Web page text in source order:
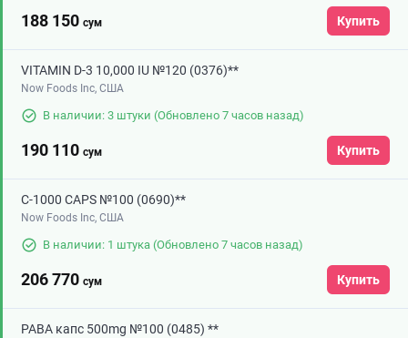
188 150 сум Купить
VITAMIN D-3 10,000 IU №120 (0376)**
Now Foods Inc, США
В наличии: 3 штуки (Обновлено 7 часов назад)
190 110 сум Купить
C-1000 CAPS №100 (0690)**
Now Foods Inc, США
В наличии: 1 штука (Обновлено 7 часов назад)
206 770 сум Купить
PABA капс 500mg №100 (0485) **